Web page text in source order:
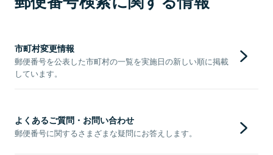
市町村変更情報
郵便番号を公表した市町村の一覧を実施日の新しい順に掲載
しています。
よくあるご質問・お問い合わせ
郵便番号に関するさまざまな疑問にお答えします。